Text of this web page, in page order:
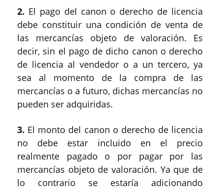
2. El pago del canon o derecho de licencia
debe constituir una condición de venta de
las mercancías objeto de valoración. Es
decir, sin el pago de dicho canon o derecho
de licencia al vendedor o a un tercero, ya
sea al momento de la compra de las
mercancías o a futuro, dichas mercancías no
pueden ser adquiridas.
3. El monto del canon o derecho de licencia
no debe estar incluido en el precio
realmente pagado o por pagar por las
mercancías objeto de valoración. Ya que de
lo contrario se estaría adicionando